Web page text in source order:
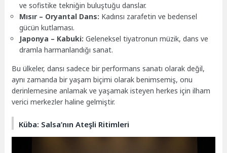
ve sofistike tekniğin buluştuğu danslar.
Mısır – Oryantal Dans: Kadınsı zarafetin ve bedensel
gücün kutlaması.
Japonya – Kabuki: Geleneksel tiyatronun müzik, dans ve
dramla harmanlandığı sanat.
Bu ülkeler, dansı sadece bir performans sanatı olarak değil,
aynı zamanda bir yaşam biçimi olarak benimsemiş, onu
derinlemesine anlamak ve yaşamak isteyen herkes için ilham
verici merkezler haline gelmiştir.
Küba: Salsa’nın Ateşli Ritimleri